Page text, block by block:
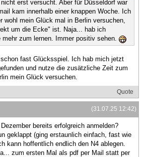
erst versucht. Aber für Düsseldorf war
kam innerhalb einer knappen Woche. Ich
wohl mein Glück mal in Berlin versuchen,
um die Ecke" ist. Naja... hab ich
zum lernen. Immer positiv sehen.
fast Glücksspiel. Ich hab mich jetzt
und nutze die zusätzliche Zeit zum
mein Glück versuchen.
Quote
(31.07.25 12:42)
bereits erfolgreich anmelden?
geklappt (ging erstaunlich einfach, fast wie
kann hoffentlich endlich den N4 ablegen.
zum ersten Mal als pdf per Mail statt per